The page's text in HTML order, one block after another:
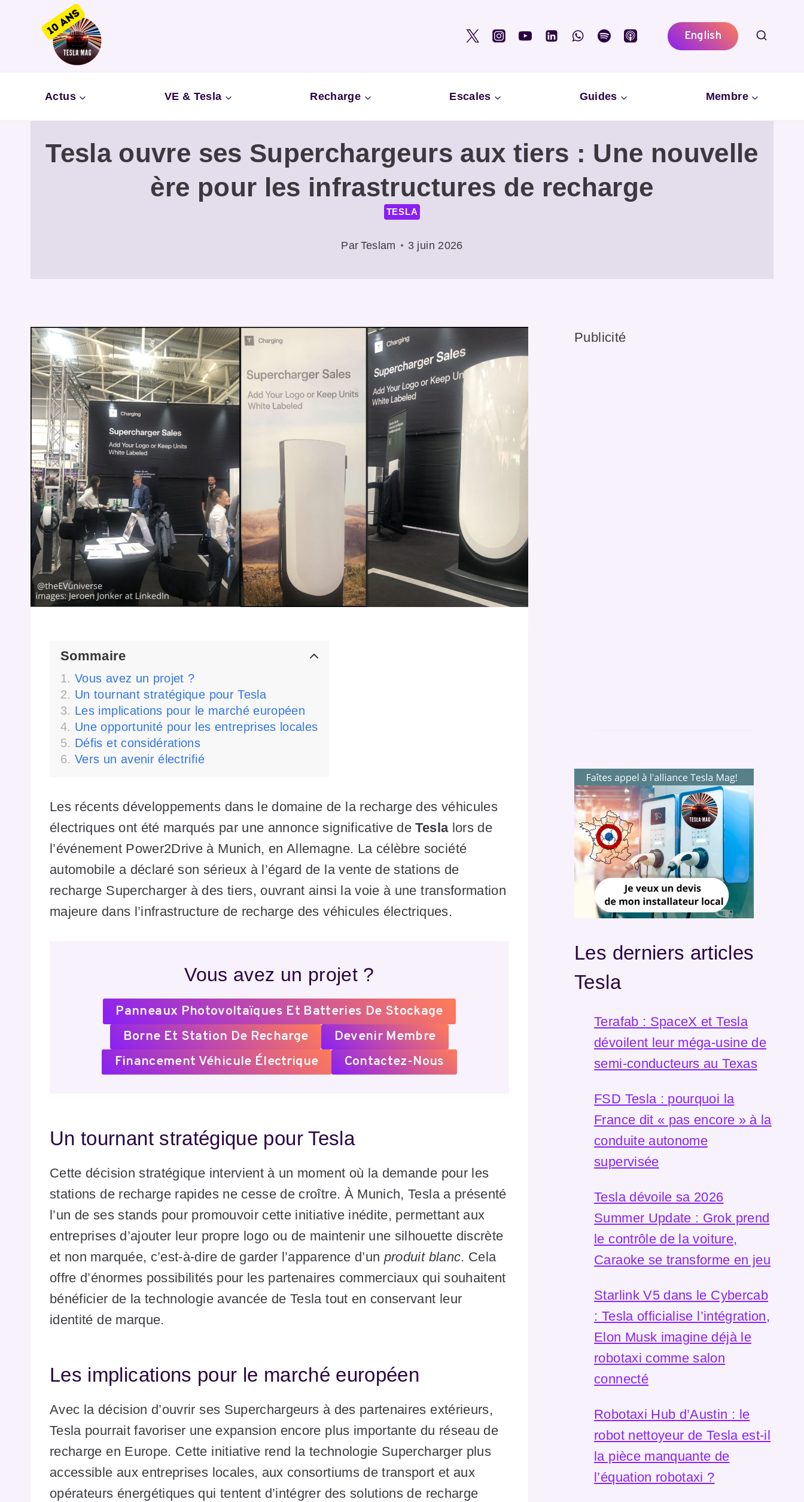
English
Actus VE & Tesla Recharge Escales Guides Membre
Tesla ouvre ses Superchargeurs aux tiers : Une nouvelle
ère pour les infrastructures de recharge
TESLA
Par Teslam 3 juin 2026
Sommaire
Vous avez un projet ?
Un tournant stratégique pour Tesla
Les implications pour le marché européen
Une opportunité pour les entreprises locales
Défis et considérations
Vers un avenir électrifié
Les récents développements dans le domaine de la recharge des véhicules
électriques ont été marqués par une annonce significative deTeslalors de
l’événement Power2Drive à Munich, en Allemagne. La célèbre société
automobile a déclaré son sérieux à l’égard de la vente de stations de
recharge Supercharger à des tiers, ouvrant ainsi la voie à une transformation
majeure dans l’infrastructure de recharge des véhicules électriques.
Vous avez un projet ?
Panneaux Photovoltaïques Et Batteries De Stockage
Borne Et Station De Recharge
Devenir Membre
Financement Véhicule Électrique
Contactez-Nous
Un tournant stratégique pour Tesla
Cette décision stratégique intervient à un moment où la demande pour les
stations de recharge rapides ne cesse de croître. À Munich, Tesla a présenté
l’un de ses stands pour promouvoir cette initiative inédite, permettant aux
entreprises d’ajouter leur propre logo ou de maintenir une silhouette discrète
et non marquée, c’est-à-dire de garder l’apparence d’un produit blanc. Cela
offre d’énormes possibilités pour les partenaires commerciaux qui souhaitent
bénéficier de la technologie avancée de Tesla tout en conservant leur
identité de marque.
Les implications pour le marché européen
Avec la décision d’ouvrir ses Superchargeurs à des partenaires extérieurs,
Tesla pourrait favoriser une expansion encore plus importante du réseau de
recharge en Europe. Cette initiative rend la technologie Supercharger plus
accessible aux entreprises locales, aux consortiums de transport et aux
opérateurs énergétiques qui tentent d’intégrer des solutions de recharge
Publicité
Les derniers articles
Tesla
Terafab : SpaceX et Tesla
dévoilent leur méga-usine de
semi-conducteurs au Texas
FSD Tesla : pourquoi la
France dit « pas encore » à la
conduite autonome
supervisée
Tesla dévoile sa 2026
Summer Update : Grok prend
le contrôle de la voiture,
Caraoke se transforme en jeu
Starlink V5 dans le Cybercab
: Tesla officialise l’intégration,
Elon Musk imagine déjà le
robotaxi comme salon
connecté
Robotaxi Hub d’Austin : le
robot nettoyeur de Tesla est-il
la pièce manquante de
l’équation robotaxi ?